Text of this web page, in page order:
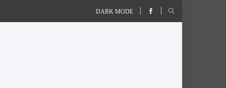
DARK MODE